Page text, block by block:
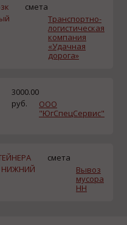
смета
Транспортно-
логистическая
компания
«Удачная
дорога»
3000.00
руб.
ООО
"ЮгСпецСервис"
НИЖНИЙ
смета
Вывоз
мусора
НН